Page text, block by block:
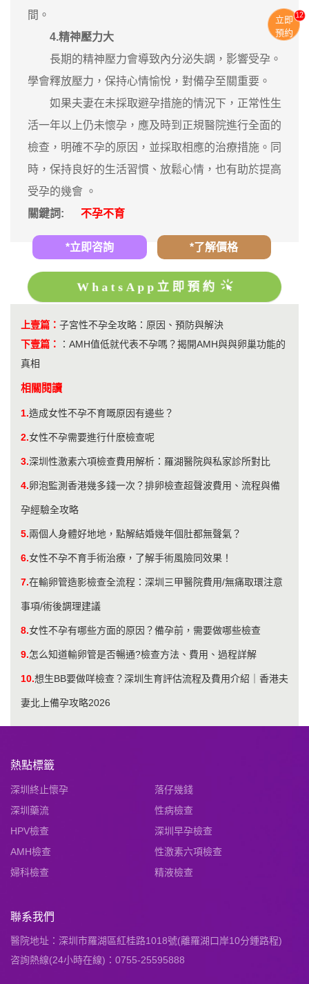
間。
4.精神壓力大
長期的精神壓力會導致內分泌失調，影響受孕。
學會釋放壓力，保持心情愉悅，對備孕至關重要。
如果夫妻在未採取避孕措施的情況下，正常性生
活一年以上仍未懷孕，應及時到正規醫院進行全面的
檢查，明確不孕的原因，並採取相應的治療措施。同
時，保持良好的生活習慣、放鬆心情，也有助於提高
受孕的幾會 。
關鍵詞:
不孕不育
*立即咨詢 *了解價格
WhatsApp立即預約
上壹篇： ​子宮性不孕全攻略：原因、預防與解決
下壹篇：
： AMH值低就代表不孕嗎？揭開AMH與與卵巢功能的
真相
相關閱讀
1.造成女性不孕不育嘅原因有邊些？
2.女性不孕需要進行什麽檢查呢
3.深圳性激素六項檢查費用解析：羅湖醫院與私家診所對比
4.卵泡監測香港幾多錢一次？排卵檢查超聲波費用、流程與備
孕經驗全攻略
5.兩個人身體好地地，點解結婚幾年個肚都無聲氣？
6.女性不孕不育手術治療，了解手術風險同效果！
7.在輸卵管造影檢查全流程：深圳三甲醫院費用/無痛取環注意
事項/術後調理建議
8.女性不孕有哪些方面的原因？備孕前，需要做哪些檢查
9.怎么知道輸卵管是否暢通?檢查方法、費用、過程詳解
10.想生BB要做咩檢查？深圳生育評估流程及費用介紹｜香港夫
妻北上備孕攻略2026
熱點標籤
深圳終止懷孕
落仔幾錢
深圳藥流
性病檢查
HPV檢查
深圳早孕檢查
AMH檢查
性激素六項檢查
婦科檢查
精液檢查
聯系我們
醫院地址：深圳市羅湖區紅桂路1018號(離羅湖口岸10分鍾路程)
咨詢熱線(24小時在線)：0755-25595888
立即
預約
11